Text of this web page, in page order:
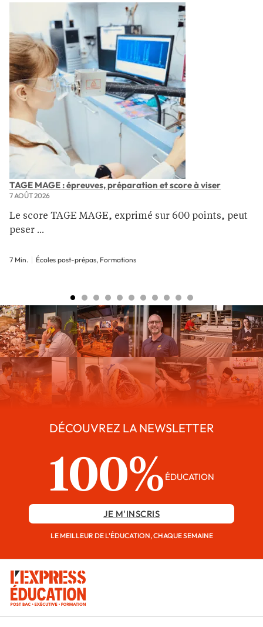
TAGE MAGE : épreuves, préparation et score à viser
7 AOÛT 2026
Le score TAGE MAGE, exprimé sur 600 points, peut
peser ...
7 Min. Écoles post-prépas, Formations
DÉCOUVREZ LA NEWSLETTER
100% ÉDUCATION
JE M'INSCRIS
LE MEILLEUR DE L'ÉDUCATION, CHAQUE SEMAINE